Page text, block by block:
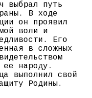
выбрал путь
В ходе
он проявил
воли и
Его
в сложных
ее народу.
выполнил свой
Родины.